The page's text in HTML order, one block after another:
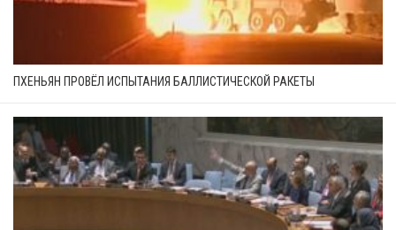
ПХЕНЬЯН ПРОВЁЛ ИСПЫТАНИЯ БАЛЛИСТИЧЕСКОЙ РАКЕТЫ